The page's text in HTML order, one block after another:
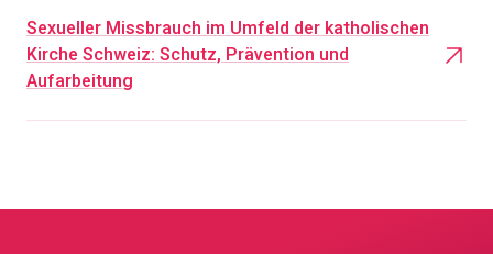
Sexueller Missbrauch im Umfeld der katholischen
Kirche Schweiz: Schutz, Prävention und
Aufarbeitung